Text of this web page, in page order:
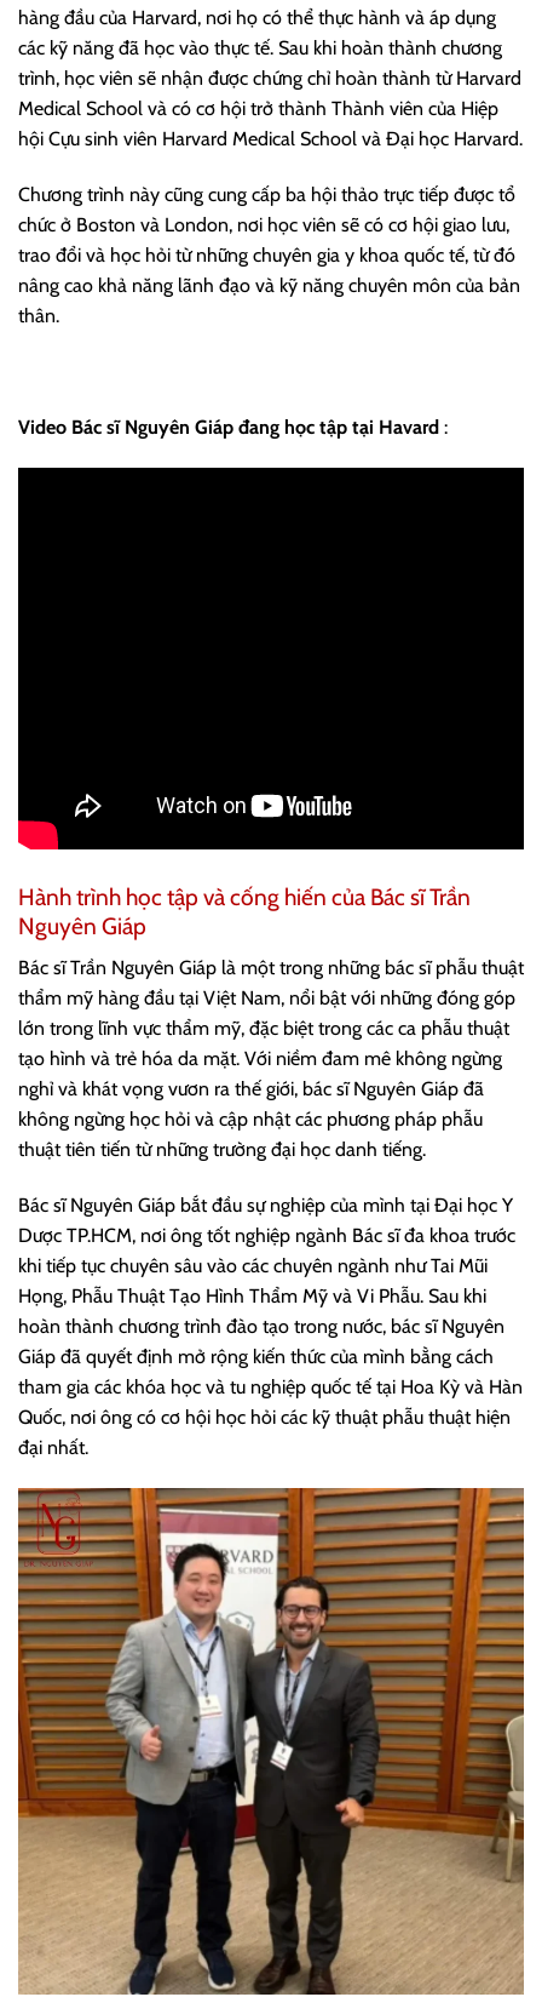
hàng đầu của Harvard, nơi họ có thể thực hành và áp dụng
các kỹ năng đã học vào thực tế. Sau khi hoàn thành chương
trình, học viên sẽ nhận được chứng chỉ hoàn thành từ Harvard
Medical School và có cơ hội trở thành Thành viên của Hiệp
hội Cựu sinh viên Harvard Medical School và Đại học Harvard.
Chương trình này cũng cung cấp ba hội thảo trực tiếp được tổ
chức ở Boston và London, nơi học viên sẽ có cơ hội giao lưu,
trao đổi và học hỏi từ những chuyên gia y khoa quốc tế, từ đó
nâng cao khả năng lãnh đạo và kỹ năng chuyên môn của bản
thân.
Video Bác sĩ Nguyên Giáp đang học tập tại Havard :
Hành trình học tập và cống hiến của Bác sĩ Trần
Nguyên Giáp
Bác sĩ Trần Nguyên Giáp là một trong những bác sĩ phẫu thuật
thẩm mỹ hàng đầu tại Việt Nam, nổi bật với những đóng góp
lớn trong lĩnh vực thẩm mỹ, đặc biệt trong các ca phẫu thuật
tạo hình và trẻ hóa da mặt. Với niềm đam mê không ngừng
nghỉ và khát vọng vươn ra thế giới, bác sĩ Nguyên Giáp đã
không ngừng học hỏi và cập nhật các phương pháp phẫu
thuật tiên tiến từ những trường đại học danh tiếng.
Bác sĩ Nguyên Giáp bắt đầu sự nghiệp của mình tại Đại học Y
Dược TP.HCM, nơi ông tốt nghiệp ngành Bác sĩ đa khoa trước
khi tiếp tục chuyên sâu vào các chuyên ngành như Tai Mũi
Họng, Phẫu Thuật Tạo Hình Thẩm Mỹ và Vi Phẫu. Sau khi
hoàn thành chương trình đào tạo trong nước, bác sĩ Nguyên
Giáp đã quyết định mở rộng kiến thức của mình bằng cách
tham gia các khóa học và tu nghiệp quốc tế tại Hoa Kỳ và Hàn
Quốc, nơi ông có cơ hội học hỏi các kỹ thuật phẫu thuật hiện
đại nhất.